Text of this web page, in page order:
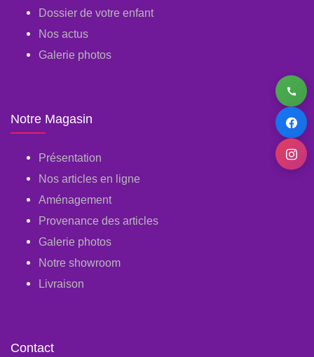
Dossier de votre enfant
Nos actus
Galerie photos
Notre Magasin
Présentation
Nos articles en ligne
Aménagement
Provenance des articles
Galerie photos
Notre showroom
Livraison
Contact